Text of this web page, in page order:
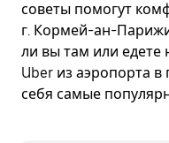
советы помогут
г. Кормей-ан-
ли вы там или едете
Uber из аэропорта в
себя самые